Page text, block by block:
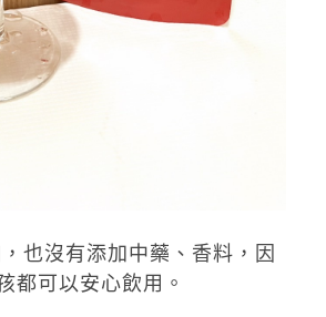
也沒有添加中藥、香料，因
都可以安心飲用。